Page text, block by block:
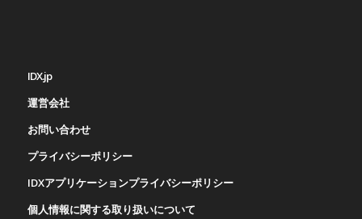
IDX.jp
運営会社
お問い合わせ
プライバシーポリシー
IDXアプリケーションプライバシーポリシー
個人情報に関する取り扱いについて